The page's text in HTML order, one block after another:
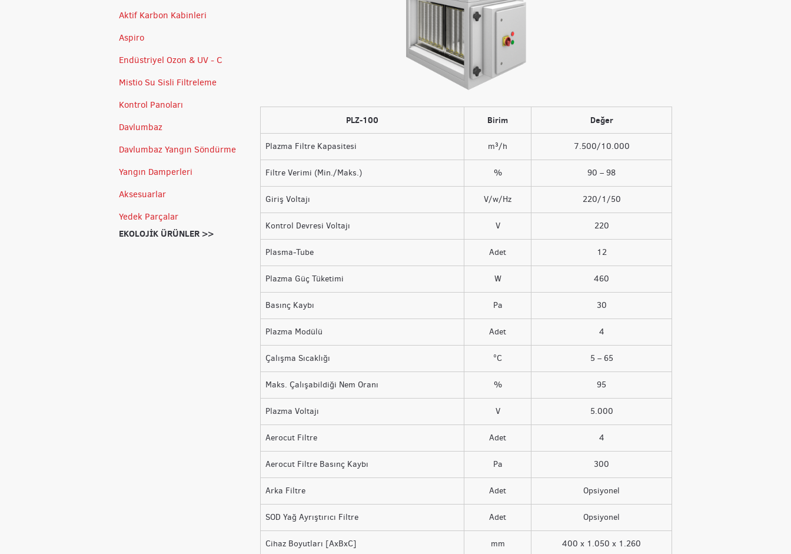
Aktif Karbon Kabinleri
Aspiro
Endüstriyel Ozon & UV - C
Mistio Su Sisli Filtreleme
Kontrol Panoları
Davlumbaz
Davlumbaz Yangın Söndürme
Yangın Damperleri
Aksesuarlar
Yedek Parçalar
EKOLOJİK ÜRÜNLER >>
PLZ-100 Birim Değer
Plazma Filtre Kapasitesi m³/h 7.500/10.000
Filtre Verimi (Min./Maks.) % 90 – 98
Giriş Voltajı V/w/Hz 220/1/50
Kontrol Devresi Voltajı V 220
Plasma-Tube Adet 12
Plazma Güç Tüketimi W 460
Basınç Kaybı Pa 30
Plazma Modülü Adet 4
Çalışma Sıcaklığı °C 5 – 65
Maks. Çalışabildiği Nem Oranı % 95
Plazma Voltajı V 5.000
Aerocut Filtre Adet 4
Aerocut Filtre Basınç Kaybı Pa 300
Arka Filtre Adet Opsiyonel
SOD Yağ Ayrıştırıcı Filtre Adet Opsiyonel
Cihaz Boyutları [AxBxC] mm 400 x 1.050 x 1.260